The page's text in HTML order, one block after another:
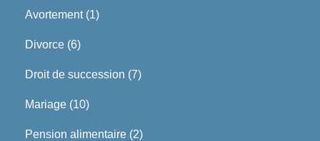
Avortement(1)
Divorce (6)
Droit de succession (7)
Mariage (10)
Pension alimentaire (2)